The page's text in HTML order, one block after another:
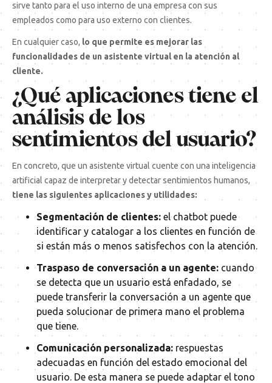
sirve tanto para el uso interno de una empresa con sus
empleados como para uso externo con clientes.
En cualquier caso, lo que permite es mejorar las
funcionalidades de un asistente virtual en la atención al
cliente.
¿Qué aplicaciones tiene el
análisis de los
sentimientos del usuario?
En concreto, que un asistente virtual cuente con una inteligencia
artificial capaz de interpretar y detectar sentimientos humanos,
tiene las siguientes aplicaciones y utilidades:
Segmentación de clientes: el chatbot puede
identificar y catalogar a los clientes en función de
si están más o menos satisfechos con la atención.
Traspaso de conversación a un agente: cuando
se detecta que un usuario está enfadado, se
puede transferir la conversación a un agente que
pueda solucionar de primera mano el problema
que tiene.
Comunicación personalizada: respuestas
adecuadas en función del estado emocional del
usuario. De esta manera se puede adaptar el tono